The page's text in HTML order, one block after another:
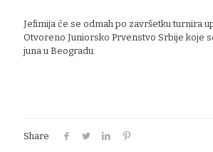
Jefimija će se odmah po završetku turnira
Otvoreno Juniorsko Prvenstvo Srbije koje
juna u Beogradu.
Share